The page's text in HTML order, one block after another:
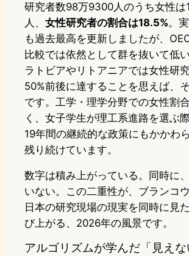
研究者数98万9300人のうち女性は
人、 女性研究者の割合は18.5%。
も過去最高を更新しましたが、
比較では依然として群を抜いて低い
ラトビアやリトアニアでは女性研
50%前後に達することを思えば、
です。工学・理学分野での女性割
く、女子学生が理工系進路を選ぶ
19年間の継続的な政策にもかかわ
残り続けています。
数字は積み上がっている。同時に
いない。この二重性が、ブランコ
日本の研究現場の現実を同時に見
び上がる、2026年の風景です。
アルゴリズムが学んだ「見えな